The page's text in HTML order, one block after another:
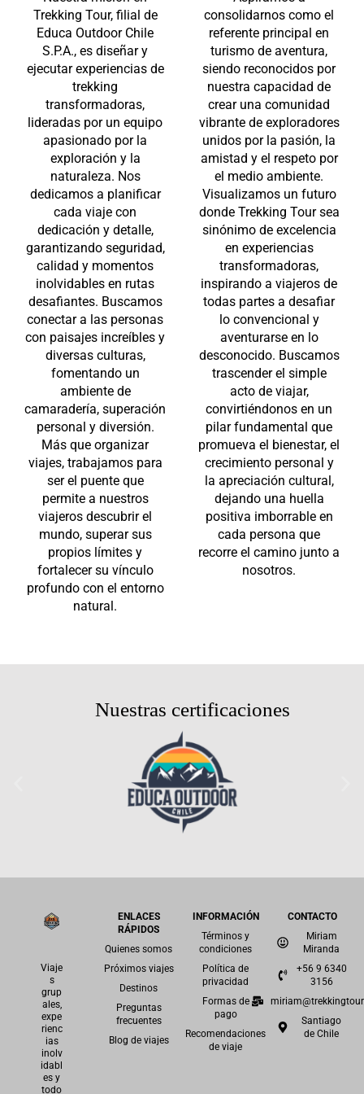
Trekking Tour, filial de
Educa Outdoor Chile
S.P.A., es diseñar y
ejecutar experiencias de
trekking
transformadoras,
lideradas por un equipo
apasionado por la
exploración y la
naturaleza. Nos
dedicamos a planificar
cada viaje con
dedicación y detalle,
garantizando seguridad,
calidad y momentos
inolvidables en rutas
desafiantes. Buscamos
conectar a las personas
con paisajes increíbles y
diversas culturas,
fomentando un
ambiente de
camaradería, superación
personal y diversión.
Más que organizar
viajes, trabajamos para
ser el puente que
permite a nuestros
viajeros descubrir el
mundo, superar sus
propios límites y
fortalecer su vínculo
profundo con el entorno
natural.
consolidarnos como el
referente principal en
turismo de aventura,
siendo reconocidos por
nuestra capacidad de
crear una comunidad
vibrante de exploradores
unidos por la pasión, la
amistad y el respeto por
el medio ambiente.
Visualizamos un futuro
donde Trekking Tour sea
sinónimo de excelencia
en experiencias
transformadoras,
inspirando a viajeros de
todas partes a desafiar
lo convencional y
aventurarse en lo
desconocido. Buscamos
trascender el simple
acto de viajar,
convirtiéndonos en un
pilar fundamental que
promueva el bienestar, el
crecimiento personal y
la apreciación cultural,
dejando una huella
positiva imborrable en
cada persona que
recorre el camino junto a
nosotros.
Nuestras certificaciones
Viaje
s
grup
ales,
expe
rienc
ias
inolv
idabl
es y
todo
ENLACES
RÁPIDOS
Quienes somos
Próximos viajes
Destinos
Preguntas
frecuentes
Blog de viajes
INFORMACIÓN
Términos y
condiciones
Política de
privacidad
Formas de
pago
Recomendaciones
de viaje
CONTACTO
Miriam
Miranda
+56 9 6340
3156
Santiago
de Chile